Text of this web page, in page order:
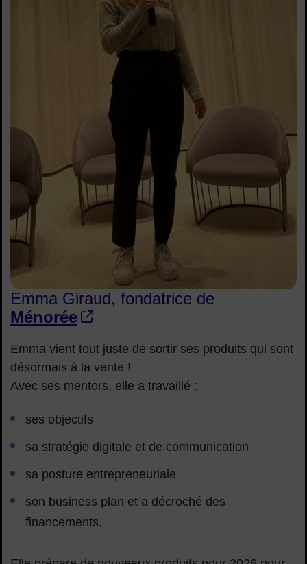
Emma Giraud, fondatrice de
Ménorée
Emma vient tout juste de sortir ses produits qui sont
désormais à la vente !
Avec ses mentors, elle a travaillé :
ses objectifs
sa stratégie digitale et de communication
sa posture entrepreneuriale
son business plan et a décroché des
financements.